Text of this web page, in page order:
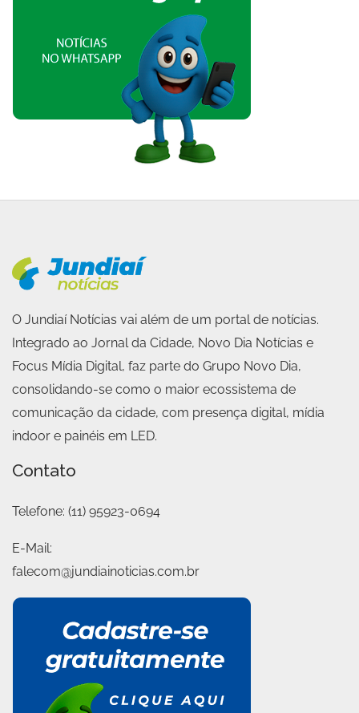
O Jundiaí Notícias vai além de um portal de notícias.
Integrado ao Jornal da Cidade, Novo Dia Notícias e
Focus Mídia Digital, faz parte do Grupo Novo Dia,
consolidando-se como o maior ecossistema de
comunicação da cidade, com presença digital, mídia
indoor e painéis em LED.
Contato
Telefone: (11) 95923-0694
E-Mail:
falecom@jundiainoticias.com.br